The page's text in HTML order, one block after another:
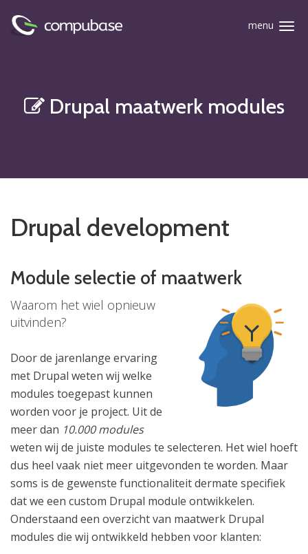
Overslaan
algemene
inhoud
Toggle
menu
Drupal maatwerk modules
Drupal development
Module selectie of maatwerk
Waarom het wiel opnieuw
uitvinden?
Door de jarenlange ervaring
met Drupal weten wij welke
modules toegepast kunnen
worden voor je project. Uit de
meer dan 10.000 modules
weten wij de juiste modules te selecteren. Het wiel hoeft
dus heel vaak niet meer uitgevonden te worden. Maar
soms is de gewenste functionaliteit dermate specifiek
dat we een custom Drupal module ontwikkelen.
Onderstaand een overzicht van maatwerk Drupal
modules die wij ontwikkeld hebben voor klanten: